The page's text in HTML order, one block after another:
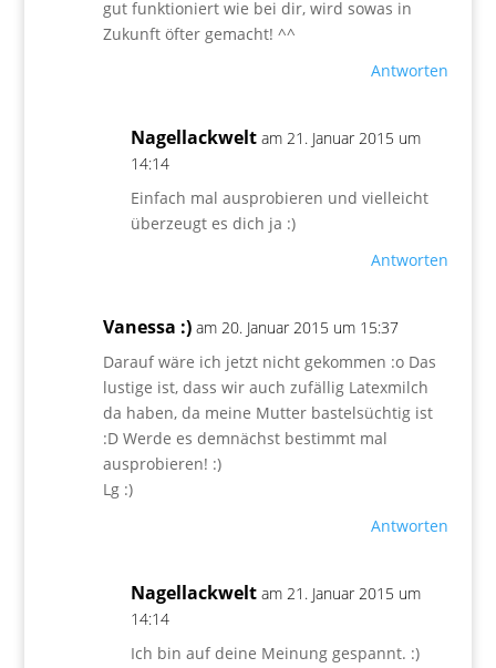
gut funktioniert wie bei dir, wird sowas in
Zukunft öfter gemacht! ^^
Antworten
Nagellackwelt am 21. Januar 2015 um
14:14
Einfach mal ausprobieren und vielleicht
überzeugt es dich ja :)
Antworten
Vanessa :) am 20. Januar 2015 um 15:37
Darauf wäre ich jetzt nicht gekommen :o Das
lustige ist, dass wir auch zufällig Latexmilch
da haben, da meine Mutter bastelsüchtig ist
:D Werde es demnächst bestimmt mal
ausprobieren! :)
Lg :)
Antworten
Nagellackwelt am 21. Januar 2015 um
14:14
Ich bin auf deine Meinung gespannt. :)